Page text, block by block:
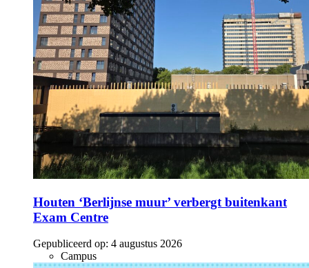
Houten ‘Berlijnse muur’ verbergt buitenkant
Exam Centre
Gepubliceerd op: 4 augustus 2026
Campus